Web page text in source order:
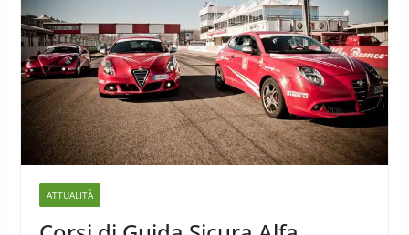
ATTUALITÀ